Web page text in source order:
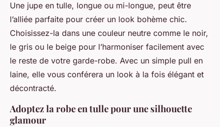
Une jupe en tulle, longue ou mi-longue, peut être
l’alliée parfaite pour créer un look bohème chic.
Choisissez-la dans une couleur neutre comme le noir,
le gris ou le beige pour l’harmoniser facilement avec
le reste de votre garde-robe. Avec un simple pull en
laine, elle vous conférera un look à la fois élégant et
décontracté.
Adoptez la robe en tulle pour une silhouette
glamour